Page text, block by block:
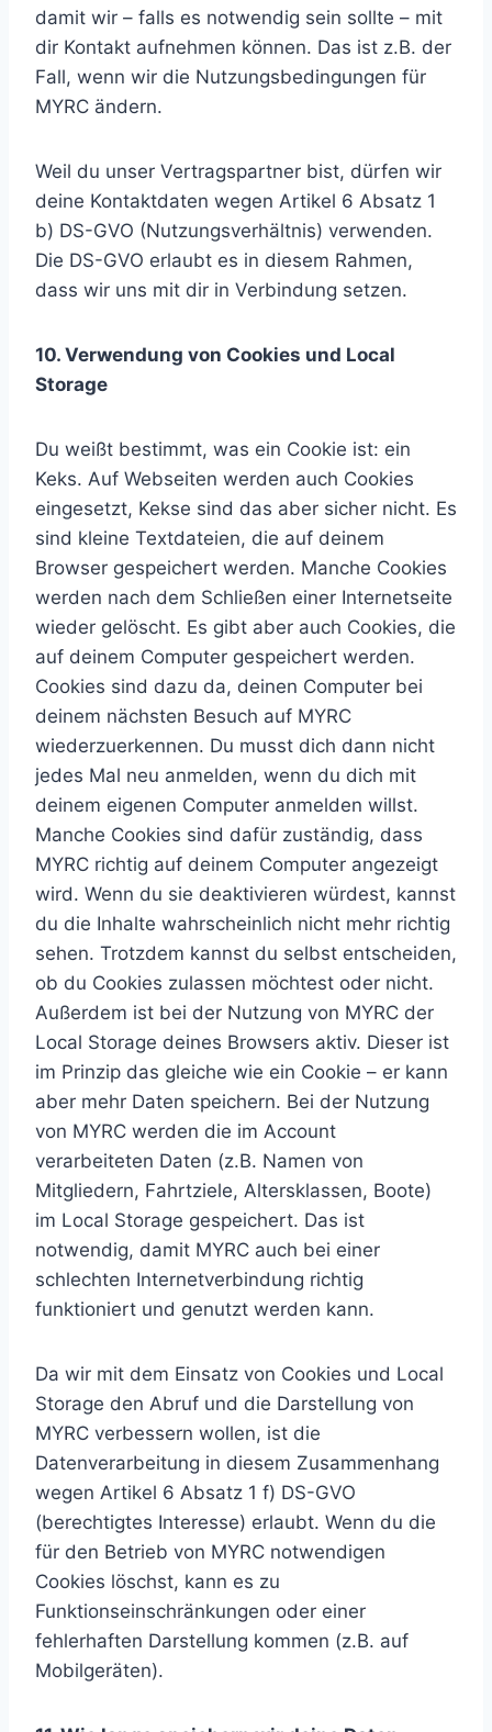
damit wir – falls es notwendig sein sollte – mit
dir Kontakt aufnehmen können. Das ist z.B. der
Fall, wenn wir die Nutzungsbedingungen für
MYRC ändern.
Weil du unser Vertragspartner bist, dürfen wir
deine Kontaktdaten wegen Artikel 6 Absatz 1
b) DS-GVO (Nutzungsverhältnis) verwenden.
Die DS-GVO erlaubt es in diesem Rahmen,
dass wir uns mit dir in Verbindung setzen.
10. Verwendung von Cookies und Local
Storage
Du weißt bestimmt, was ein Cookie ist: ein
Keks. Auf Webseiten werden auch Cookies
eingesetzt, Kekse sind das aber sicher nicht. Es
sind kleine Textdateien, die auf deinem
Browser gespeichert werden. Manche Cookies
werden nach dem Schließen einer Internetseite
wieder gelöscht. Es gibt aber auch Cookies, die
auf deinem Computer gespeichert werden.
Cookies sind dazu da, deinen Computer bei
deinem nächsten Besuch auf MYRC
wiederzuerkennen. Du musst dich dann nicht
jedes Mal neu anmelden, wenn du dich mit
deinem eigenen Computer anmelden willst.
Manche Cookies sind dafür zuständig, dass
MYRC richtig auf deinem Computer angezeigt
wird. Wenn du sie deaktivieren würdest, kannst
du die Inhalte wahrscheinlich nicht mehr richtig
sehen. Trotzdem kannst du selbst entscheiden,
ob du Cookies zulassen möchtest oder nicht.
Außerdem ist bei der Nutzung von MYRC der
Local Storage deines Browsers aktiv. Dieser ist
im Prinzip das gleiche wie ein Cookie – er kann
aber mehr Daten speichern. Bei der Nutzung
von MYRC werden die im Account
verarbeiteten Daten (z.B. Namen von
Mitgliedern, Fahrtziele, Altersklassen, Boote)
im Local Storage gespeichert. Das ist
notwendig, damit MYRC auch bei einer
schlechten Internetverbindung richtig
funktioniert und genutzt werden kann.
Da wir mit dem Einsatz von Cookies und Local
Storage den Abruf und die Darstellung von
MYRC verbessern wollen, ist die
Datenverarbeitung in diesem Zusammenhang
wegen Artikel 6 Absatz 1 f) DS-GVO
(berechtigtes Interesse) erlaubt. Wenn du die
für den Betrieb von MYRC notwendigen
Cookies löschst, kann es zu
Funktionseinschränkungen oder einer
fehlerhaften Darstellung kommen (z.B. auf
Mobilgeräten).